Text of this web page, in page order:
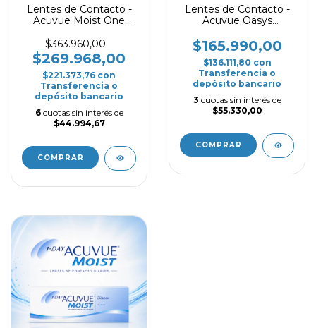
Lentes de Contacto -
Acuvue Moist One
$363.960,00
$269.968,00
$221.373,76 con
Transferencia o
depósito bancario
6 cuotas sin interés de
$44.994,67
COMPRAR
Lentes de Contacto -
Acuvue Oasys
$165.990,00
$136.111,80 con
Transferencia o
depósito bancario
3 cuotas sin interés de
$55.330,00
COMPRAR